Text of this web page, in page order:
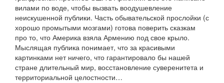
вилами по воде, чтобы вызвать воодушевление
неискушенной публики. Часть обывательской прослойки (с
хорошо промытыми мозгами) готова поверить сказкам
про то, что Америка взяла Армению под свое крыло.
Мыслящая публика понимает, что за красивыми
картинками нет ничего, что гарантировало бы нашей
стране длительный мир, восстановление суверенитета и
территориальной целостности…